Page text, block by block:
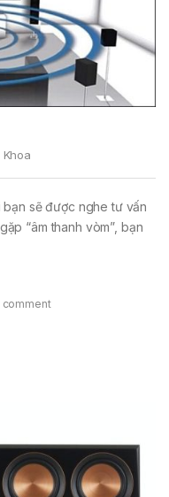
bạn sẽ được nghe tư vấn
“âm thanh vòm”, bạn
comment